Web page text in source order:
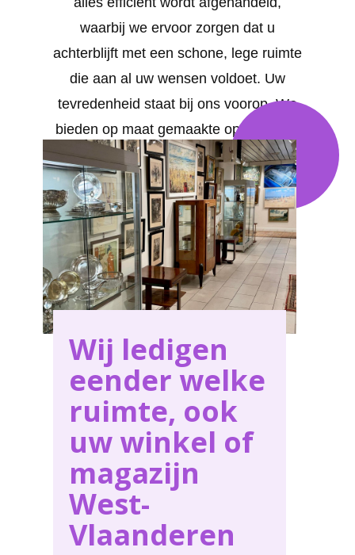
waarbij we ervoor zorgen dat u
achterblijft met een schone, lege ruimte
die aan al uw wensen voldoet. Uw
tevredenheid staat bij ons voorop. We
bieden op maat gemaakte oplossingen
voor al uw behoeften in West-
Vlaanderen .
Wij ledigen
eender welke
ruimte, ook
uw winkel of
magazijn
West-
Vlaanderen